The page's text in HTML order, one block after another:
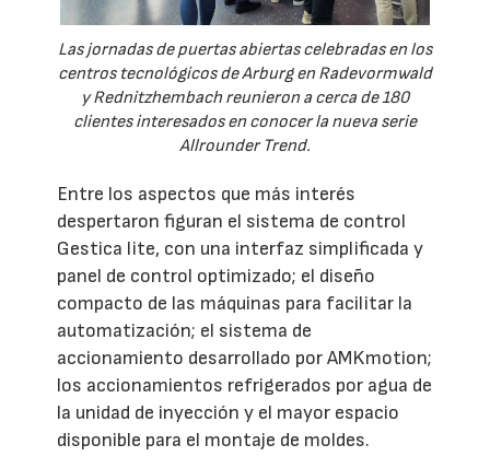
Las jornadas de puertas abiertas celebradas en los
centros tecnológicos de Arburg en Radevormwald
y Rednitzhembach reunieron a cerca de 180
clientes interesados en conocer la nueva serie
Allrounder Trend.
Entre los aspectos que más interés
despertaron figuran el sistema de control
Gestica lite, con una interfaz simplificada y
panel de control optimizado; el diseño
compacto de las máquinas para facilitar la
automatización; el sistema de
accionamiento desarrollado por AMKmotion;
los accionamientos refrigerados por agua de
la unidad de inyección y el mayor espacio
disponible para el montaje de moldes.